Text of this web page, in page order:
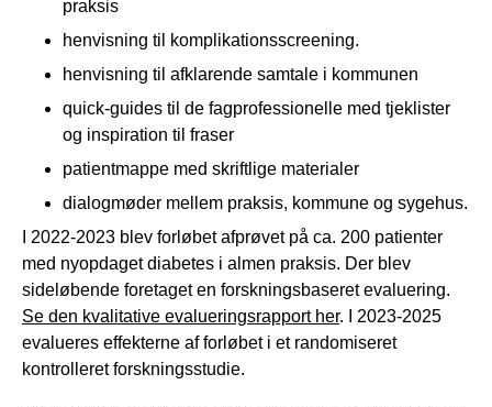
praksis
henvisning til komplikationsscreening.
henvisning til afklarende samtale i kommunen
quick-guides til de fagprofessionelle med tjeklister
og inspiration til fraser
patientmappe med skriftlige materialer
dialogmøder mellem praksis, kommune og sygehus.
I 2022-2023 blev forløbet afprøvet på ca. 200 patienter
med nyopdaget diabetes i almen praksis. Der blev
sideløbende foretaget en forskningsbaseret evaluering.
Se den kvalitative evalueringsrapport her. I 2023-2025
evalueres effekterne af forløbet i et randomiseret
kontrolleret forskningsstudie.